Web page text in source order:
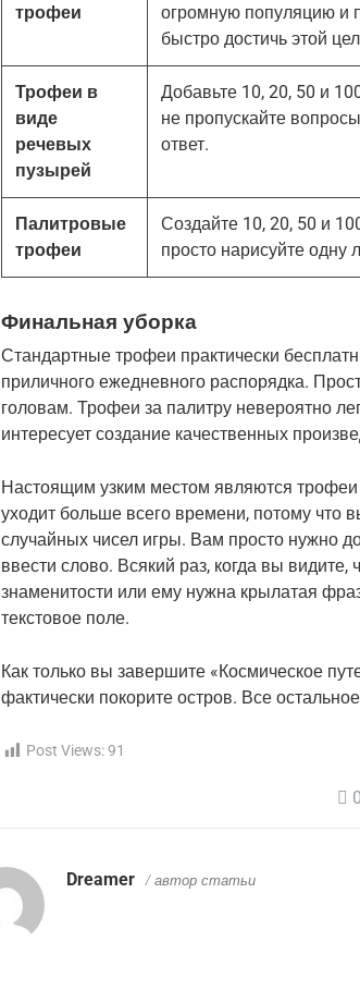
трофеи
огромную популяцию и
быстро достичь этой
Трофеи в
виде
речевых
пузырей
Добавьте 10, 20, 50 и
не пропускайте
ответ.
Палитровые
трофеи
Создайте 10, 20, 50 и
просто нарисуйте одну
Финальная уборка
Стандартные трофеи практически
приличного ежедневного распорядка.
головам. Трофеи за палитру невероятно
интересует создание качественных
Настоящим узким местом являются
уходит больше всего времени, потому что
случайных чисел игры. Вам просто нужно
ввести слово. Всякий раз, когда вы
знаменитости или ему нужна крылатая
текстовое поле.
Как только вы завершите «Космическое
фактически покорите остров. Все
Post Views:91
0
Dreamer / автор статьи